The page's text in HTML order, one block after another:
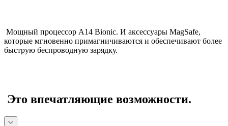
Мощный процессор A14 Bionic. И аксессуары MagSafe,
которые мгновенно примагничиваются и обеспечивают более
быструю беспроводную зарядку.
Это впечатляющие возможности.